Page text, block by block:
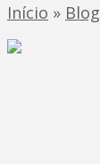
Início » Blog